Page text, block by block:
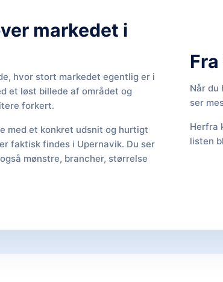
markedet i
hvor stort markedet egentlig er i
et løst billede af området og
forkert.
med et konkret udsnit og hurtigt
faktisk findes i Upernavik. Du ser
mønstre, brancher, størrelse
Når du
ser
Herfra
listen